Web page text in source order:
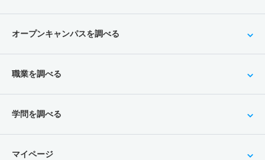
オープンキャンパスを調べる
職業を調べる
学問を調べる
マイページ